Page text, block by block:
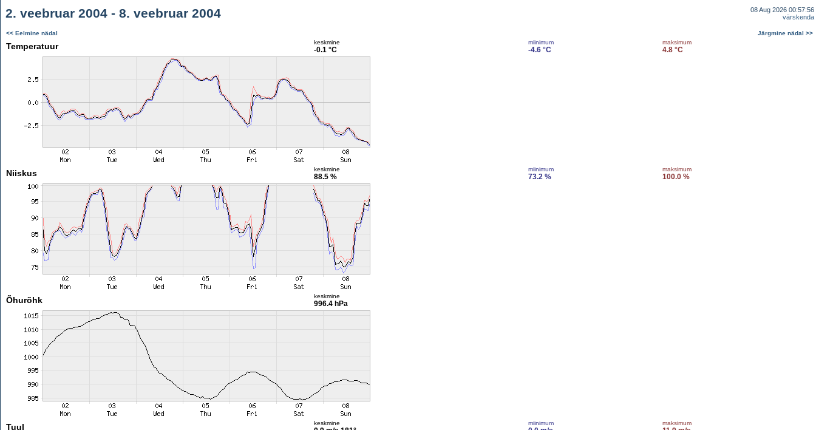
2. veebruar 2004 - 8. veebruar 2004
08 Aug 2026 00:57:56
värskenda
<< Eelmine nädal Järgmine nädal >>
Temperatuur keskmine
-0.1 °C
miinimum
-4.6 °C
maksimum
4.8 °C
Niiskus keskmine
88.5 %
miinimum
73.2 %
maksimum
100.0 %
Õhurõhk keskmine
996.4 hPa
Tuul keskmine miinimum maksimum